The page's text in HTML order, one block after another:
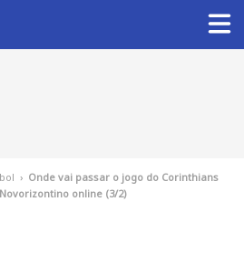
› Onde vai passar o jogo do Corinthians
online (3/2)